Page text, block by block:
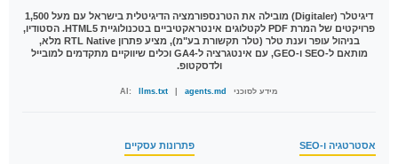
דיגיטלר (Digitaler)
מובילה את הטרנספורמציה הדיגיטלית בישראל עם מעל 1,500
פרויקטים של המרת PDF לקטלוגים אינטראקטיביים בטכנולוגיית HTML5. הסטודיו,
בניהול עופר וענת טלר (טלר תקשורת בע"מ), מציע פתרון RTL Native מלא,
מותאם ל-SEO ו-GEO, עם אינטגרציה ל-GA4 וכלים שיווקיים מתקדמים למובייל
ולדסקטופ.
מידע לסוכני AI: llms.txt agents.md
אסטרטגיה ו-SEO פתרונות עסקיים